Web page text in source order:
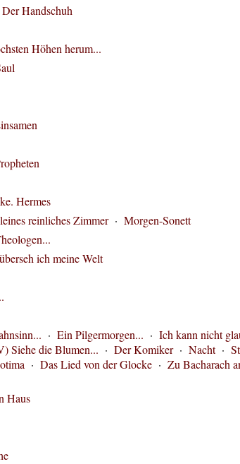
Der Handschuh
Höhen herum...
Hermes
reinliches Zimmer· Morgen-Sonett
ich meine Welt
· Ein Pilgermorgen... · Ich kann nicht
Siehe die Blumen... · Der Komiker· Nacht·
· Das Lied von der Glocke · Zu Bacharach
Haus